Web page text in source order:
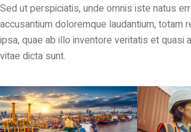
Sed ut perspiciatis, unde omnis iste natus
accusantium doloremque laudantium, totam
ipsa, quae ab illo inventore veritatis et quasi
vitae dicta sunt.